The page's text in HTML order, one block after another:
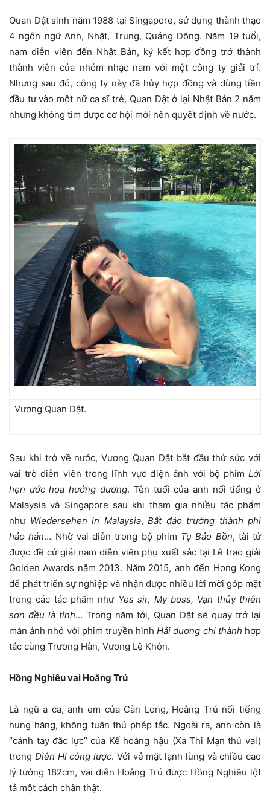
Quan Dật sinh năm 1988 tại Singapore, sử dụng thành thạo
4 ngôn ngữ Anh, Nhật, Trung, Quảng Đông. Năm 19 tuổi,
nam diễn viên đến Nhật Bản, ký kết hợp đồng trở thành
thành viên của nhóm nhạc nam với một công ty giải trí.
Nhưng sau đó, công ty này đã hủy hợp đồng và dùng tiền
đầu tư vào một nữ ca sĩ trẻ, Quan Dật ở lại Nhật Bản 2 năm
nhưng không tìm được cơ hội mới nên quyết định về nước.
Vương Quan Dật.
Sau khi trở về nước, Vương Quan Dật bắt đầu thử sức với
vai trò diễn viên trong lĩnh vực điện ảnh với bộ phim Lời
hẹn ước hoa hướng dương. Tên tuổi của anh nổi tiếng ở
Malaysia và Singapore sau khi tham gia nhiều tác phẩm
như Wiedersehen in Malaysia, Bất đáo trường thành phi
hảo hán… Nhờ vai diễn trong bộ phim Tụ Bảo Bồn, tài tử
được đề cử giải nam diễn viên phụ xuất sắc tại Lễ trao giải
Golden Awards năm 2013. Năm 2015, anh đến Hong Kong
để phát triển sự nghiệp và nhận được nhiều lời mời góp mặt
trong các tác phẩm như Yes sir, My boss, Vạn thủy thiên
sơn đều là tình… Trong năm tới, Quan Dật sẽ quay trở lại
màn ảnh nhỏ với phim truyền hìnhHải dương chi thành hợp
tác cùng Trương Hàn, Vương Lệ Khôn.
Hồng Nghiêu vai Hoằng Trú
Là ngũ a ca, anh em của Càn Long, Hoằng Trú nổi tiếng
hung hăng, không tuân thủ phép tắc. Ngoài ra, anh còn là
“cánh tay đắc lực” của Kế hoàng hậu (Xa Thi Mạn thủ vai)
trong Diên Hi công lược. Với vẻ mặt lạnh lùng và chiều cao
lý tưởng 182cm, vai diễn Hoằng Trú được Hồng Nghiêu lột
tả một cách chân thật.